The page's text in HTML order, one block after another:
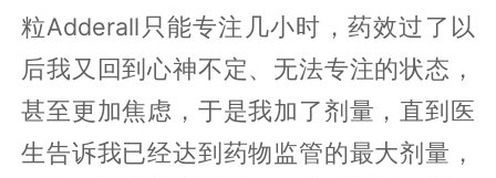
粒Adderall只能专注几小时，药效过了以
后我又回到心神不定、无法专注的状态，
甚至更加焦虑，于是我加了剂量，直到医
生告诉我已经达到药物监管的最大剂量，